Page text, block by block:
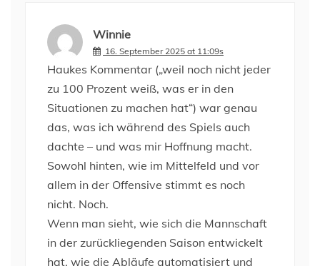
Winnie
16. September 2025 at 11:09s
Haukes Kommentar („weil noch nicht jeder
zu 100 Prozent weiß, was er in den
Situationen zu machen hat“) war genau
das, was ich während des Spiels auch
dachte – und was mir Hoffnung macht.
Sowohl hinten, wie im Mittelfeld und vor
allem in der Offensive stimmt es noch
nicht. Noch.
Wenn man sieht, wie sich die Mannschaft
in der zurückliegenden Saison entwickelt
hat, wie die Abläufe automatisiert und